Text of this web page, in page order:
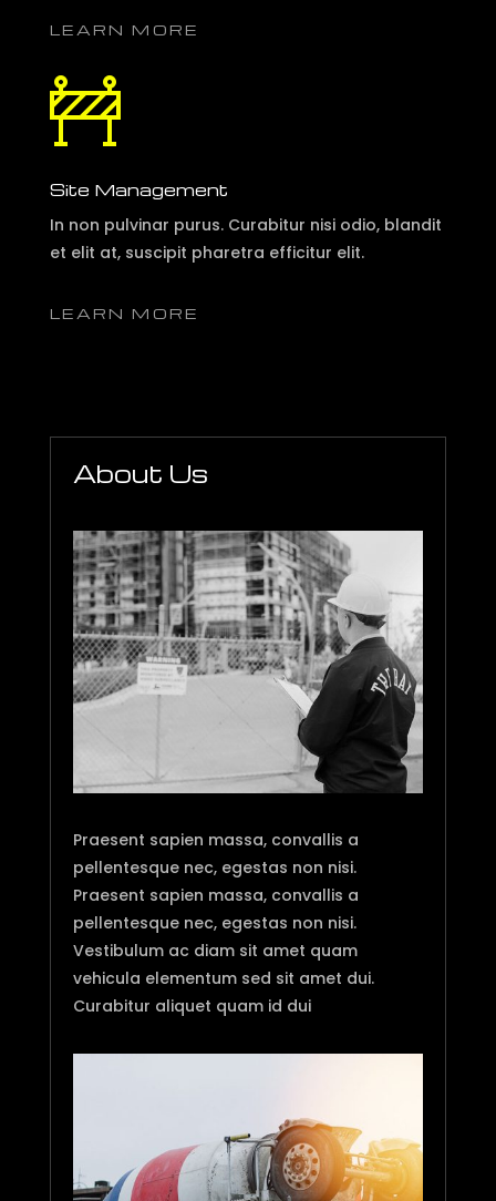
LEARN MORE
Site Management
In non pulvinar purus. Curabitur nisi odio, blandit
et elit at, suscipit pharetra efficitur elit.
LEARN MORE
About Us
Praesent sapien massa, convallis a
pellentesque nec, egestas non nisi.
Praesent sapien massa, convallis a
pellentesque nec, egestas non nisi.
Vestibulum ac diam sit amet quam
vehicula elementum sed sit amet dui.
Curabitur aliquet quam id dui